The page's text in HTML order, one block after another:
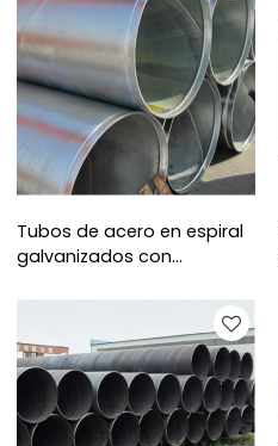
Tubos de acero en espiral
galvanizados con
YOUFA con estándar API 5L